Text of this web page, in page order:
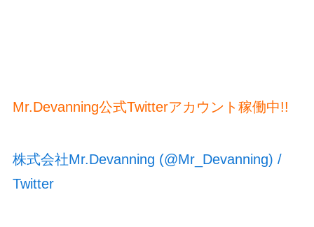
Mr.Devanning公式Twitterアカウント稼働中!!
株式会社Mr.Devanning (@Mr_Devanning) /
Twitter